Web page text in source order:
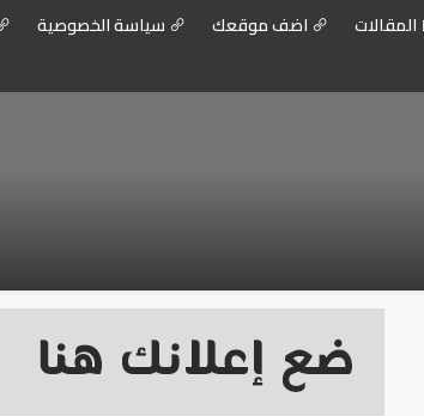
المقالات اضف موقعك سياسة الخصوصية